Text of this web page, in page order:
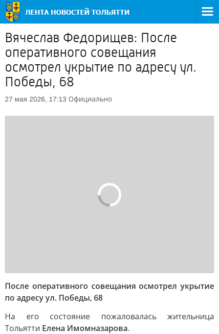
Вячеслав Федорищев: После
оперативного совещания
осмотрел укрытие по адресу ул.
Победы, 68
27 мая 2026, 17:13 Официально
После оперативного совещания осмотрел укрытие
по адресу ул. Победы, 68
На его состояние пожаловалась жительница
Тольятти Елена Имомназарова.